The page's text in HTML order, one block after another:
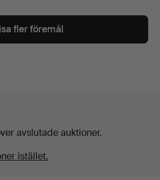
fler föremål
avslutade auktioner.
istället.